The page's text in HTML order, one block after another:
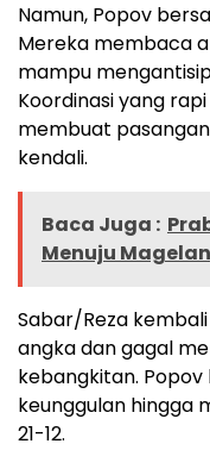
Namun, Popov
Mereka membaca
mampu
Koordinasi yang
membuat
kendali.
Baca Juga :
Menuju
Sabar/Reza
angka dan gagal
kebangkitan.
keunggulan hingga
21-12.